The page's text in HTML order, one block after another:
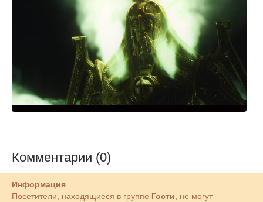
Комментарии (0)
Информация
Посетители, находящиеся в группе Гости , не могут